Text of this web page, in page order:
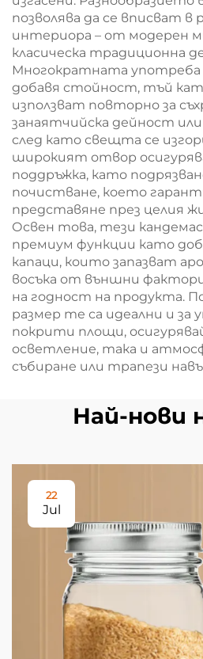
позволява да се вписват в
интериора – от модерен
класическа традиционна
Многократната употреба
добавя стойност, тъй
използват повторно за
занаятчийска дейност
след като свещта се
широкият отвор
поддръжка, като
почистване, което
представяне през целия
Освен това, тези
премиум функции като
капаци, които запазват
восъка от външни
на годност на продукта.
размер те са идеални и за
покрити площи,
осветление, така и
събиране или трапези
Най-нови
22
Jul